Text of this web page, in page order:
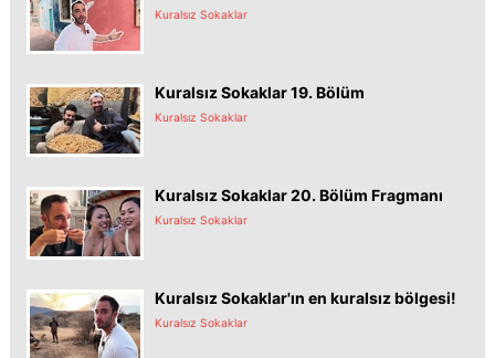
Kuralsız Sokaklar
Kuralsız Sokaklar 19. Bölüm
Kuralsız Sokaklar
Kuralsız Sokaklar 20. Bölüm Fragmanı
Kuralsız Sokaklar
Kuralsız Sokaklar'ın en kuralsız bölgesi!
Kuralsız Sokaklar